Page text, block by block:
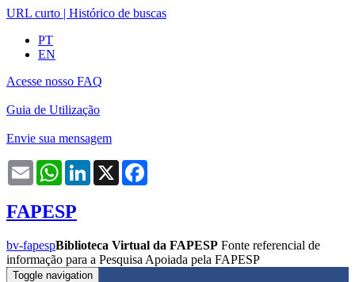
URL curto | Histórico de buscas
PT
EN
Acesse nosso FAQ
Guia de Utilização
Envie sua mensagem
Email WhatsAppLinkedIn
X
FAPESP
bv-fapespBiblioteca Virtual da FAPESP Fonte referencial de
informação para a Pesquisa Apoiada pela FAPESP
Toggle navigation